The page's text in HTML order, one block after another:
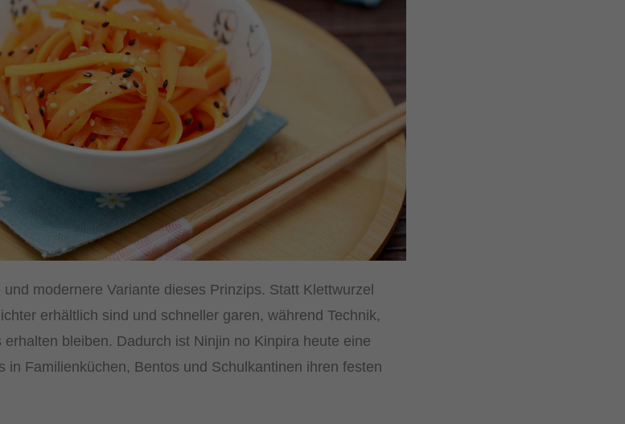
modernere Variante dieses Prinzips. Statt Klettwurzel
erhältlich sind und schneller garen, während Technik,
bleiben. Dadurch ist Ninjin no Kinpira heute eine
in Familienküchen, Bentos und Schulkantinen ihren festen